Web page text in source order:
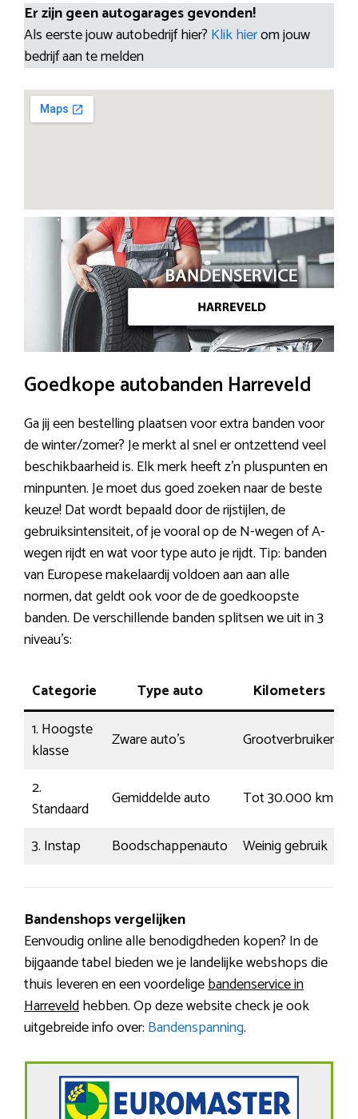
Er zijn geen autogarages gevonden!
Als eerste jouw autobedrijf hier? Klik hierom jouw
bedrijf aan te melden
Goedkope autobanden Harreveld
Ga jij een bestelling plaatsen voor extra banden voor
de winter/zomer? Je merkt al snel er ontzettend veel
beschikbaarheid is. Elk merk heeft z’n pluspunten en
minpunten. Je moet dus goed zoeken naar de beste
keuze! Dat wordt bepaald door de rijstijlen, de
gebruiksintensiteit, of je vooral op de N-wegen of A-
wegen rijdt en wat voor type auto je rijdt. Tip: banden
van Europese makelaardij voldoen aan aan alle
normen, dat geldt ook voor de de goedkoopste
banden. De verschillende banden splitsen we uit in 3
niveau’s:
Categorie Type auto Kilometers
1. Hoogste
klasse
Zware auto’s Grootverbruiker
2.
Standaard
Gemiddelde auto Tot 30.000 km
3. Instap
Boodschappenauto Weinig gebruik
Bandenshops vergelijken
Eenvoudig online alle benodigdheden kopen? In de
bijgaande tabel bieden we je landelijke webshops die
thuis leveren en een voordeligebandenservice in
Harreveldhebben. Op deze website check je ook
uitgebreide info over: Bandenspanning.